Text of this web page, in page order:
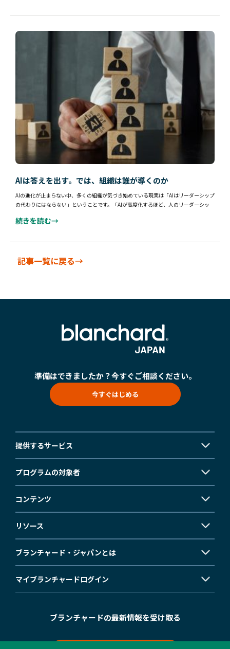
AIは答えを出す。では、組織は誰が導くのか
AIの進化が止まらない中、多くの組織が気づき始めている現実は「AIはリーダーシップ
の代わりにはならない」ということです。「AIが高度化するほど、人のリーダーシッ
続きを読む→
記事一覧に戻る→
準備はできましたか？今すぐご相談ください。
今すぐはじめる
提供するサービス
プログラムの対象者
コンテンツ
リソース
ブランチャード・ジャパンとは
マイブランチャードログイン
ブランチャードの最新情報を受け取る